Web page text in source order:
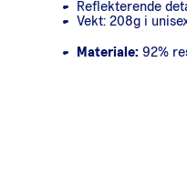
Reflekterende
Vekt: 208g i
Materiale: 92%